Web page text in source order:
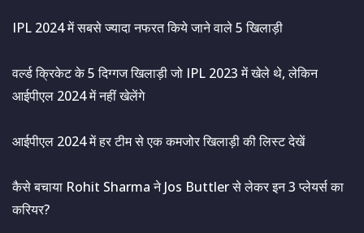
IPL 2024 में सबसे ज्यादा नफरत किये जाने वाले 5 खिलाड़ी
वर्ल्ड क्रिकेट के 5 दिग्गज खिलाड़ी जो IPL 2023 में खेले थे, लेकिन
आईपीएल 2024 में नहीं खेलेंगे
आईपीएल 2024 में हर टीम से एक कमजोर खिलाड़ी की लिस्ट देखें
कैसे बचाया Rohit Sharma ने Jos Buttler से लेकर इन 3 प्लेयर्स का
करियर?